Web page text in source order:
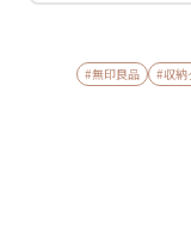
#無印良品 #収納